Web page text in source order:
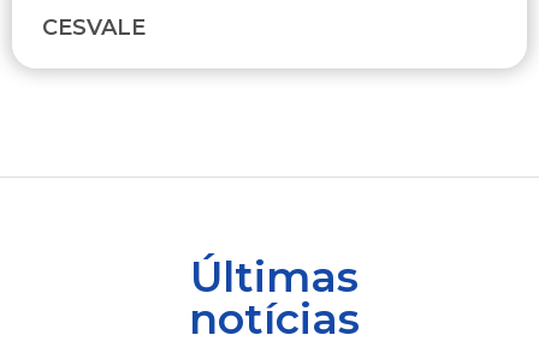
CESVALE
Últimas
notícias